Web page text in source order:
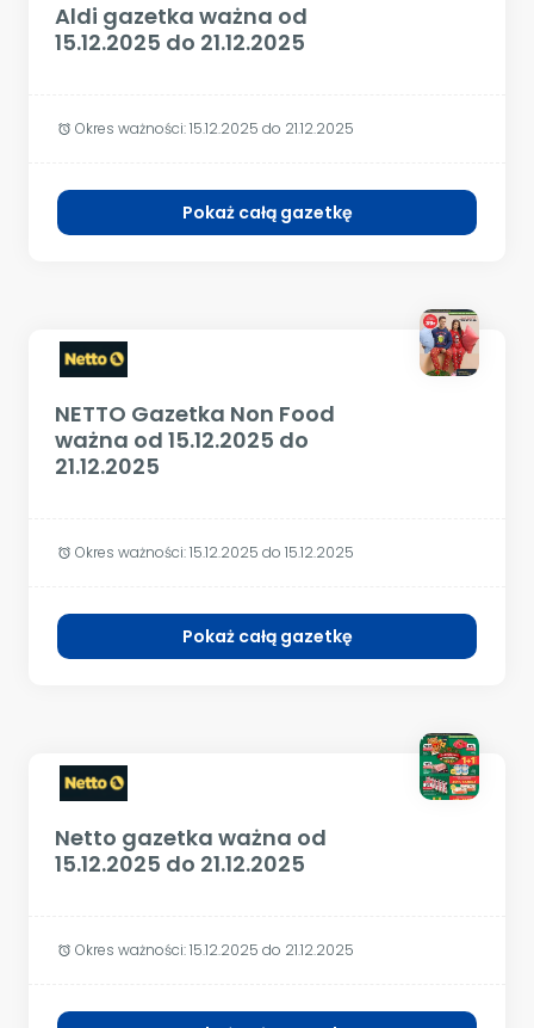
Aldi gazetka ważna od
15.12.2025 do 21.12.2025
alarm Okres ważności:15.12.2025 do 21.12.2025
Pokaż całą gazetkę
NETTO Gazetka Non Food
ważna od 15.12.2025 do
21.12.2025
alarm Okres ważności:15.12.2025 do 15.12.2025
Pokaż całą gazetkę
Netto gazetka ważna od
15.12.2025 do 21.12.2025
alarm Okres ważności:15.12.2025 do 21.12.2025